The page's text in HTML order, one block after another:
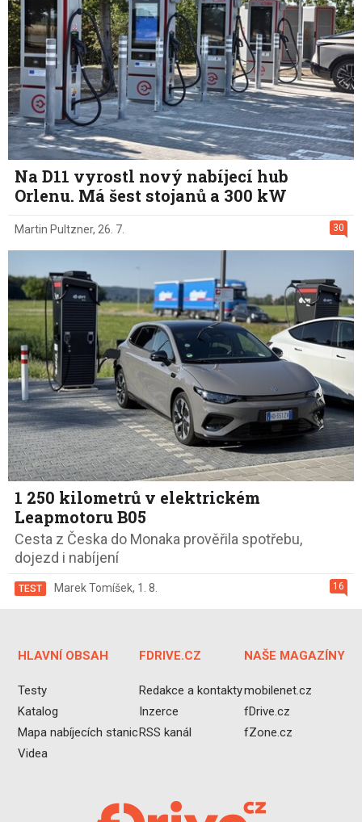
Na D11 vyrostl nový nabíjecí hub
Orlenu. Má šest stojanů a 300 kW
30
Martin Pultzner, 26. 7.
1 250 kilometrů v elektrickém
Leapmotoru B05
Cesta z Česka do Monaka prověřila spotřebu,
dojezd i nabíjení
16
TEST Marek Tomíšek, 1. 8.
HLAVNÍ OBSAH
Testy
Katalog
Mapa nabíjecích stanic
Videa
FDRIVE.CZ
Redakce a kontakty
Inzerce
RSS kanál
NAŠE MAGAZÍNY
mobilenet.cz
fDrive.cz
fZone.cz